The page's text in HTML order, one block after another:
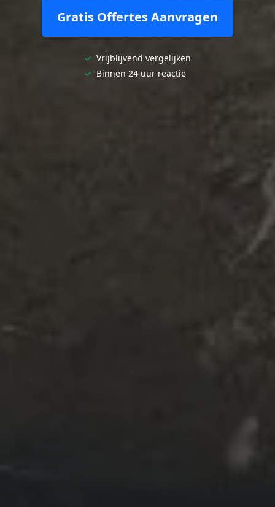
Gratis Offertes Aanvragen
✓ Vrijblijvend vergelijken
✓ Binnen 24 uur reactie